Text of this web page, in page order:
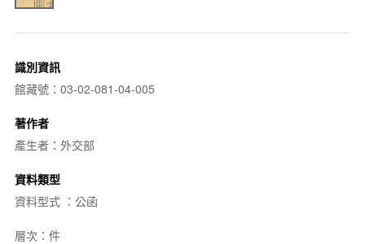
識別資訊
館藏號：03-02-081-04-005
著作者
產生者：外交部
資料類型
資料型式 ：公函
層次：件